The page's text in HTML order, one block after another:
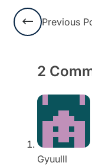
Previous
2
Gyuulll